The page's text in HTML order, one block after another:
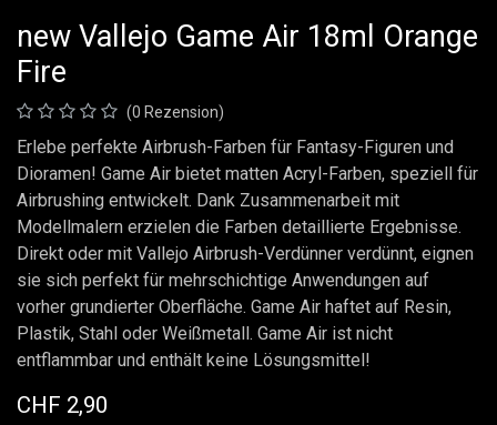
new Vallejo Game Air 18ml Orange
Fire
(0 Rezension)
Erlebe perfekte Airbrush-Farben für Fantasy-Figuren und
Dioramen! Game Air bietet matten Acryl-Farben, speziell für
Airbrushing entwickelt. Dank Zusammenarbeit mit
Modellmalern erzielen die Farben detaillierte Ergebnisse.
Direkt oder mit Vallejo Airbrush-Verdünner verdünnt, eignen
sie sich perfekt für mehrschichtige Anwendungen auf
vorher grundierter Oberfläche. Game Air haftet auf Resin,
Plastik, Stahl oder Weißmetall. Game Air ist nicht
entflammbar und enthält keine Lösungsmittel!
CHF 2,90